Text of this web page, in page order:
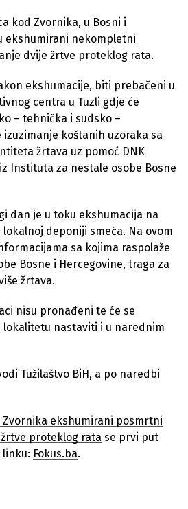
kod Zvornika, u Bosni i
ekshumirani nekompletni
dvije žrtve proteklog rata.
ekshumacije, biti prebačeni u
centra u Tuzli gdje će
– tehnička i sudsko –
koštanih uzoraka sa
žrtava uz pomoć DNK
Instituta za nestale osobe Bosne
dan je u toku ekshumacija na
deponiji smeća. Na ovom
sa kojima raspolaže
Bosne i Hercegovine, traga za
žrtava.
nisu pronađeni te će se
lokalitetu nastaviti i u narednim
Tužilaštvo BiH, a po naredbi
Zvornika ekshumirani posmrtni
proteklog rata se prvi put
linku: Fokus.ba.